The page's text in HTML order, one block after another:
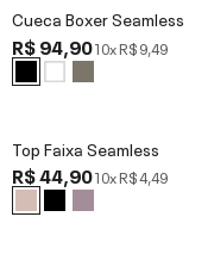
Cueca Boxer Seamless
R$ 94,9010xR$ 9,49
Top Faixa Seamless
R$ 44,9010xR$ 4,49